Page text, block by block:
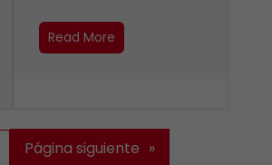
Read More
Página siguiente »